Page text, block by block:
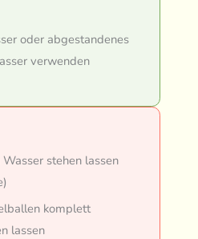
oder abgestandenes
verwenden
stehen lassen
komplett
lassen